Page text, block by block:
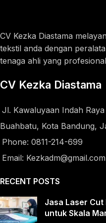
CV Kezka Diastama
tekstil anda dengan
tenaga ahli yang profesional
CV Kezka Diastama
Jl. Kawaluyaan Indah
Buahbatu, Kota Bandung,
Phone: 0811-214-699
Email: Kezkadm@gmail.com
RECENT POSTS
Jasa Laser
untuk Skala